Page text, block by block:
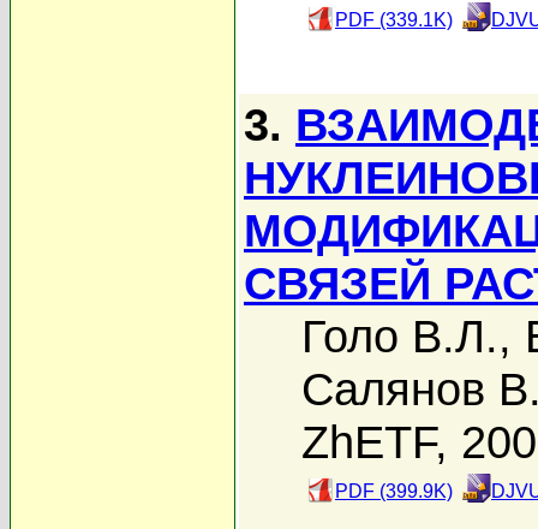
PDF (339.1K)
3.
СВЯЗЕЙ
Голо В.Л.,
Салянов
ZhETF,
PDF (399.9K)